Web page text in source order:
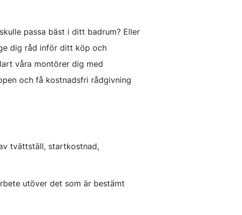
passa bäst i ditt badrum? Eller
dig råd inför ditt köp och
våra montörer dig med
och få kostnadsfri rådgivning
tvättställ, startkostnad,
utöver det som är bestämt